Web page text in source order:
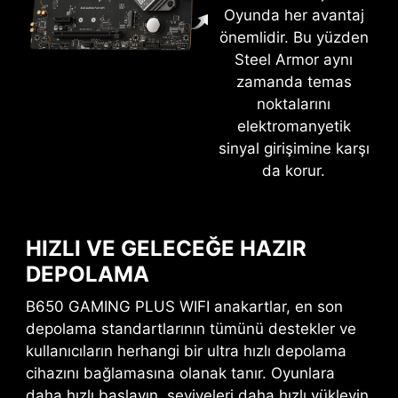
Oyunda her avantaj
önemlidir. Bu yüzden
Steel Armor aynı
zamanda temas
noktalarını
elektromanyetik
sinyal girişimine karşı
da korur.
HIZLI VE GELECEĞE HAZIR
DEPOLAMA
B650 GAMING PLUS WIFI anakartlar, en son
depolama standartlarının tümünü destekler ve
kullanıcıların herhangi bir ultra hızlı depolama
cihazını bağlamasına olanak tanır. Oyunlara
EXPO PROFİLLERİ İLE KOLAY
HIZAŞIRTMA
üreticileri ile birlikte zorlu koşullarda detaylı
bellek testleri yürütür. Kolayca etkinleştirilen
EXPO profilleri, otomatik güç ayarları ile en iyi
bellek hızı ve kararlılığını sunar.
GAME BOOST
Daha fazla performans için tek bir düğme ile
hızaşırtma yapın.
CMOS Setup aracı ile BIOS yazılımınızı hızla ve
güvenle birkaç dakikada güncelleyin.
gibi önemli donanım bilgilerine anında erişin.
MEMORY TRY IT
Sistem belleğinizi uç noktada hızlara ulaştırın ve
daha yüksek performans elde edin.
ARAMA VE FAVORİLER